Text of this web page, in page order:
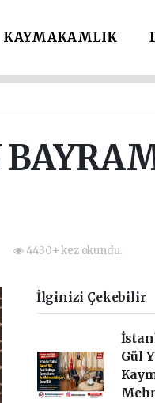
KAYMAKAMLIK
4430+ kez okundu.
İlginizi Çekebilir
Gül